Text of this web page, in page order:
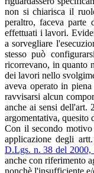
non si chiarisca il
peraltro, faceva
effettuati i lavori.
a sorvegliare
stesso può
ricorrevano, in quanto
dei lavori nello
aveva operato in
ravvisarsi alcun
anche ai sensi dell'art.
argomentativa, quesito
Con il secondo
applicazione degli
D.Lgs. n. 38 del 2000,
anche con riferimento
nonchè l'insufficiente